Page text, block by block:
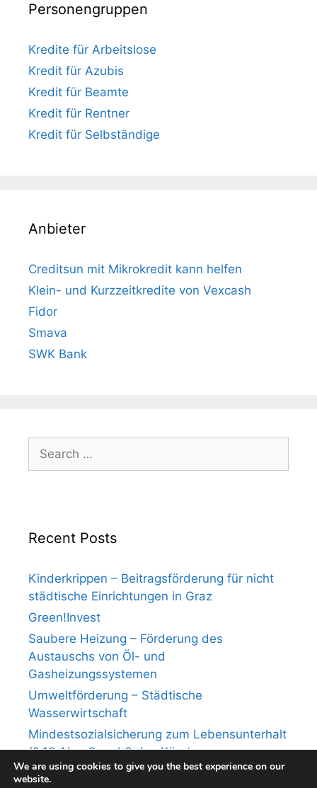
Personengruppen
Kredite für Arbeitslose
Kredit für Azubis
Kredit für Beamte
Kredit für Rentner
Kredit für Selbständige
Anbieter
Creditsun mit Mikrokredit kann helfen
Klein- und Kurzzeitkredite von Vexcash
Fidor
Smava
SWK Bank
Search
for:
Recent Posts
Kinderkrippen – Beitragsförderung für nicht
städtische Einrichtungen in Graz
Green!Invest
Saubere Heizung – Förderung des
Austauschs von Öl- und
Gasheizungssystemen
Umweltförderung – Städtische
Wasserwirtschaft
Mindestsozialsicherung zum Lebensunterhalt
(§ 12 Abs. 2 und 3 des Kärntner
Mindestsicherungsgesetzes)
We are using cookies to give you the best experience on our
website.